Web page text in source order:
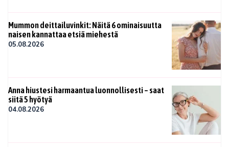
Mummon deittailuvinkit: Näitä 6 ominaisuutta
naisen kannattaa etsiä miehestä
05.08.2026
Anna hiustesi harmaantua luonnollisesti – saat
siitä 5 hyötyä
04.08.2026